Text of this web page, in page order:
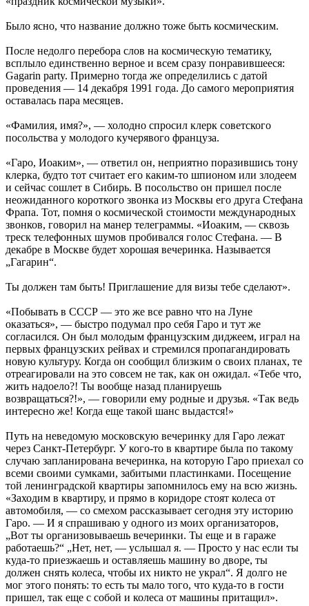
Было ясно, что название должно тоже быть космическим.
После недолго перебора слов на космическую тематику,
всплыло единственно верное и всем сразу понравившееся:
Gagarin party. Примерно тогда же определились с датой
проведения — 14 декабря 1991 года. До самого мероприятия
оставалась пара месяцев.
«Фамилия, имя?», — холодно спросил клерк советского
посольства у молодого кучерявого француза.
«Гаро, Иоаким», — ответил он, неприятно поразившись тону
клерка, будто тот считает его каким-то шпионом или злодеем
и сейчас сошлет в Сибирь. В посольство он пришел после
неожиданного короткого звонка из Москвы его друга Стефана
Фрапа. Тот, помня о космической стоимости международных
звонков, говорил на манер телеграммы. «Иоаким, — сквозь
треск телефонных шумов пробивался голос Стефана. — В
декабре в Москве будет хорошая вечеринка. Называется
„Гагарин“.
Ты должен там быть! Приглашение для визы тебе сделают».
«Побывать в СССР — это же все равно что на Луне
оказаться», — быстро подумал про себя Гаро и тут же
согласился. Он был молодым французским диджеем, играл на
первых французских рейвах и стремился пропагандировать
новую культуру. Когда он сообщил близким о своих планах, те
отреагировали на это совсем не так, как он ожидал. «Тебе что,
жить надоело?! Ты вообще назад планируешь
возвращаться?!», — говорили ему родные и друзья. «Так ведь
интересно же! Когда еще такой шанс выдастся!»
Путь на неведомую московскую вечеринку для Гаро лежат
через Санкт-Петербург. У кого-то в квартире была по такому
случаю запланирована вечеринка, на которую Гаро приехал со
всеми своими сумками, забитыми пластинками. Посещение
той ленинградской квартиры запомнилось ему на всю жизнь.
«Заходим в квартиру, и прямо в коридоре стоят колеса от
автомобиля, — со смехом рассказывает сегодня эту историю
Гаро. — И я спрашиваю у одного из моих организаторов,
„Вот ты организовываешь вечеринки. Ты еще и в гараже
работаешь?“ „Нет, нет, — услышал я. — Просто у нас если ты
куда-то приезжаешь и оставляешь машину во дворе, ты
должен снять колеса, чтобы их никто не украл“. Я долго не
мог этого понять: то есть ты мало того, что куда-то в гости
пришел, так еще с собой и колеса от машины притащил».